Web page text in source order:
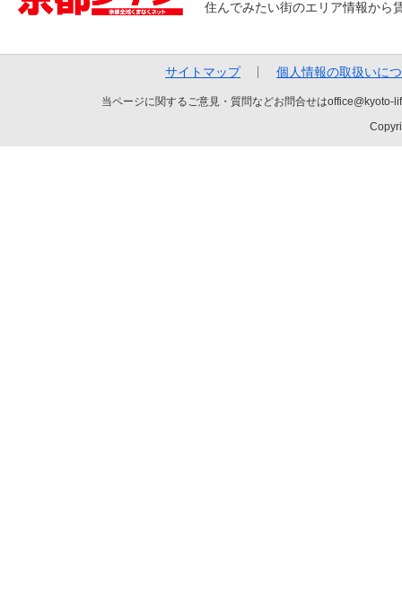
住んでみたい街のエリア情報から
サイトマップ 個人情報の取扱いに
当ページに関するご意見・質問などお問合せは